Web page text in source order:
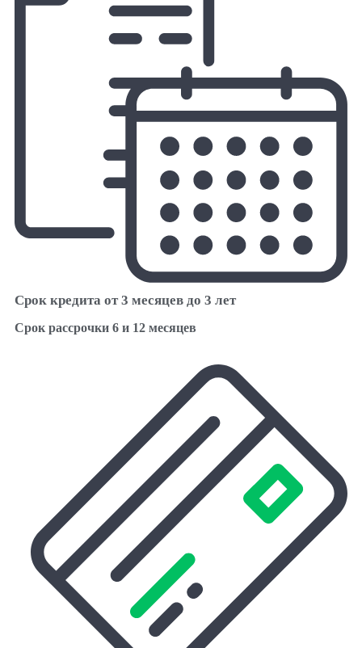
Срок кредита от 3 месяцев до 3 лет
Срок рассрочки 6 и 12 месяцев